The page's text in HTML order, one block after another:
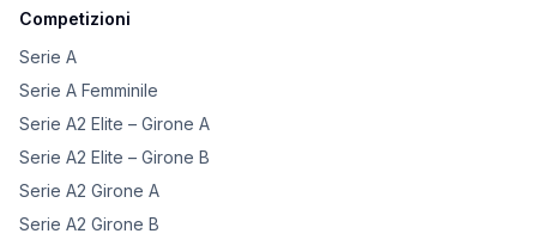
Competizioni
Serie A
Serie A Femminile
Serie A2 Elite – Girone A
Serie A2 Elite – Girone B
Serie A2 Girone A
Serie A2 Girone B